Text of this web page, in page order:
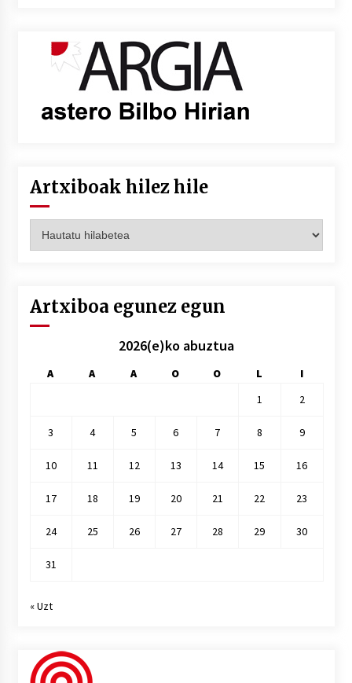
Artxiboak hilez hile
hilez
Artxiboa egunez egun
2026(e)ko abuztua
A A A O O L
I
1
2
3 4 5 6 7 8 9
10 11 12 13 14 15 16
17 18 19 20 21 22 23
24 25 26 27 28 29 30
31
« Uzt